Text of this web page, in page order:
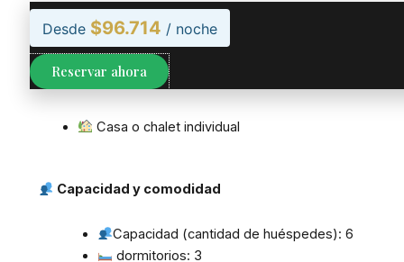
Un lugar pensado para desconectar, relajarse y
disfrutar de la tranquilidad serrana
Tipo de alojamiento
Casa o chalet individual
Capacidad y comodidad
Capacidad (cantidad de huéspedes): 6
dormitorios: 3
Desde $96.714 / noche
Reservar ahora